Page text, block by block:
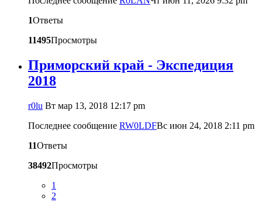
1Ответы
11495Просмотры
Приморский край - Экспедиция
2018
r0lu Вт мар 13, 2018 12:17 pm
Последнее сообщение RW0LDFВс июн 24, 2018 2:11 pm
11Ответы
38492Просмотры
1
2